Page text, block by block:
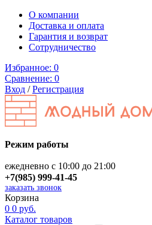
О компании
Доставка и оплата
Гарантия и возврат
Сотрудничество
Избранное: 0
Сравнение: 0
Вход /Регистрация
Режим работы
ежедневно с 10:00 до 21:00
+7(985) 999-41-45
заказать звонок
Корзина
0 0 руб.
Каталог товаров